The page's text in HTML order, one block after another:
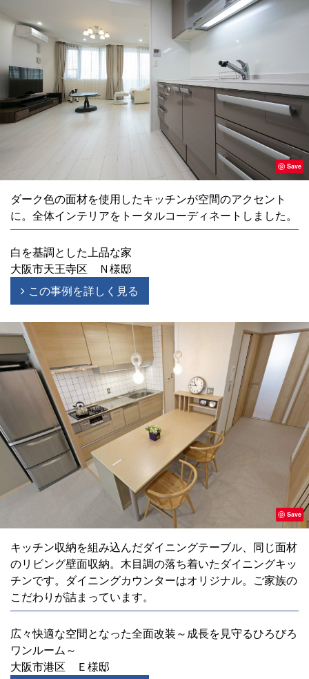
Save
ダーク色の面材を使用したキッチンが空間のアクセント
に。全体インテリアをトータルコーディネートしました。
白を基調とした上品な家
大阪市天王寺区 Ｎ様邸
この事例を詳しく見る
Save
キッチン収納を組み込んだダイニングテーブル、同じ面材
のリビング壁面収納。木目調の落ち着いたダイニングキッ
チンです。ダイニングカウンターはオリジナル。ご家族の
こだわりが詰まっています。
広々快適な空間となった全面改装～成長を見守るひろびろ
ワンルーム～
大阪市港区 Ｅ様邸